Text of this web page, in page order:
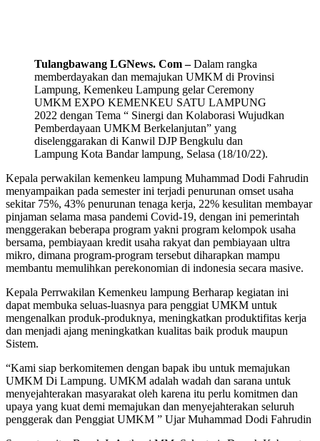
Tulangbawang LGNews. Com –Dalam rangka
memberdayakan dan memajukan UMKM di Provinsi
Lampung, Kemenkeu Lampung gelar Ceremony
UMKM EXPO KEMENKEU SATU LAMPUNG
2022 dengan Tema “ Sinergi dan Kolaborasi Wujudkan
Pemberdayaan UMKM Berkelanjutan” yang
diselenggarakan di Kanwil DJP Bengkulu dan
Lampung Kota Bandar lampung, Selasa (18/10/22).
Kepala perwakilan kemenkeu lampung Muhammad Dodi Fahrudin
menyampaikan pada semester ini terjadi penurunan omset usaha
sekitar 75%, 43% penurunan tenaga kerja, 22% kesulitan membayar
pinjaman selama masa pandemi Covid-19, dengan ini pemerintah
menggerakan beberapa program yakni program kelompok usaha
bersama, pembiayaan kredit usaha rakyat dan pembiayaan ultra
mikro, dimana program-program tersebut diharapkan mampu
membantu memulihkan perekonomian di indonesia secara masive.
Kepala Perrwakilan Kemenkeu lampung Berharap kegiatan ini
dapat membuka seluas-luasnya para penggiat UMKM untuk
mengenalkan produk-produknya, meningkatkan produktifitas kerja
dan menjadi ajang meningkatkan kualitas baik produk maupun
Sistem.
“Kami siap berkomitemen dengan bapak ibu untuk memajukan
UMKM Di Lampung. UMKM adalah wadah dan sarana untuk
menyejahterakan masyarakat oleh karena itu perlu komitmen dan
upaya yang kuat demi memajukan dan menyejahterakan seluruh
penggerak dan Penggiat UMKM ” Ujar Muhammad Dodi Fahrudin